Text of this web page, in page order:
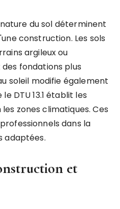
du sol déterminent
construction. Les sols
argileux ou
fondations plus
soleil modifie également
DTU 13.1 établit les
zones climatiques. Ces
dans la
adaptées.
et